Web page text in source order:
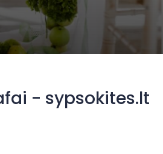
- sypsokites.lt